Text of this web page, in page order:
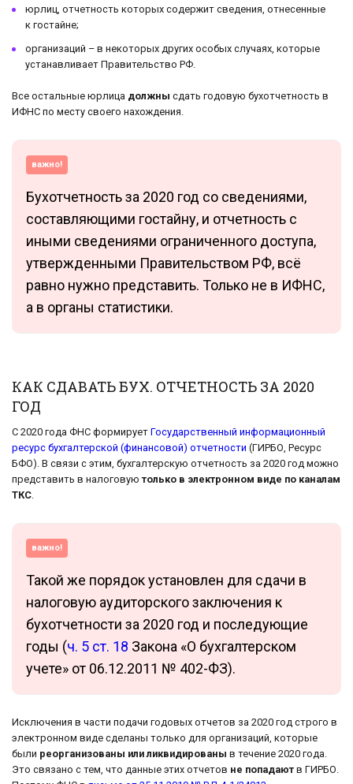
юрлиц, отчетность которых содержит сведения, отнесенные
к гостайне;
организаций – в некоторых других особых случаях, которые
устанавливает Правительство РФ.
Все остальные юрлица должны сдать годовую бухотчетность в
ИФНС по месту своего нахождения.
важно!
Бухотчетность за 2020 год со сведениями,
составляющими гостайну, и отчетность с
иными сведениями ограниченного доступа,
утвержденными Правительством РФ, всё
равно нужно представить. Только не в ИФНС,
а в органы статистики.
КАК СДАВАТЬ БУХ. ОТЧЕТНОСТЬ ЗА 2020
ГОД
С 2020 года ФНС формирует Государственный информационный
ресурс бухгалтерской (финансовой) отчетности (ГИРБО, Ресурс
БФО). В связи с этим, бухгалтерскую отчетность за 2020 год можно
представить в налоговуютолько в электронном виде по каналам
ТКС.
важно!
Такой же порядок установлен для сдачи в
налоговую аудиторского заключения к
бухотчетности за 2020 год и последующие
годы (ч. 5 ст. 18 Закона «О бухгалтерском
учете» от 06.12.2011 № 402-ФЗ).
Исключения в части подачи годовых отчетов за 2020 год строго в
электронном виде сделаны только для организаций, которые
были реорганизованы или ликвидированы в течение 2020 года.
Это связано с тем, что данные этих отчетов не попадают в ГИРБО.